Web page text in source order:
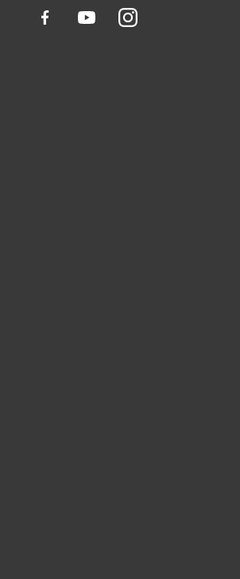
Facebook YoutubeInstagram